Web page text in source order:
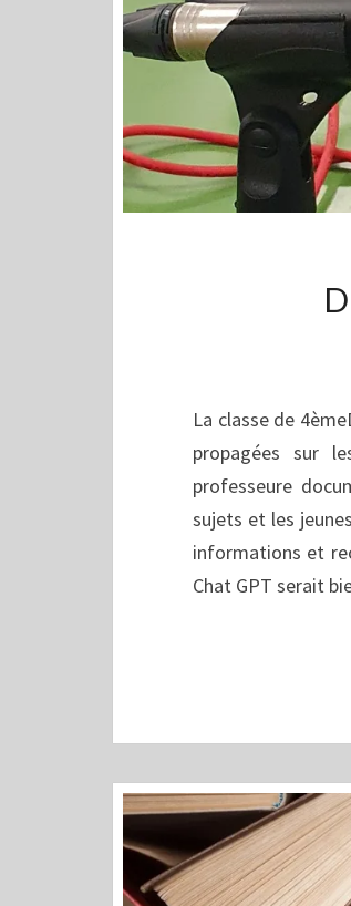
La classe de
propagées sur
professeure
sujets et les
informations et
Chat GPT serait